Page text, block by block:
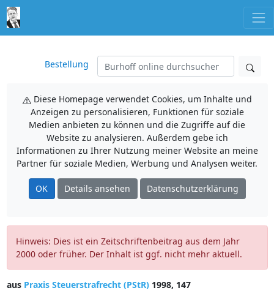
Bestellung
Diese Homepage verwendet Cookies, um Inhalte und
Anzeigen zu personalisieren, Funktionen für soziale
Medien anbieten zu können und die Zugriffe auf die
Website zu analysieren. Außerdem gebe ich
Informationen zu Ihrer Nutzung meiner Website an meine
Partner für soziale Medien, Werbung und Analysen weiter.
OK Details ansehen Datenschutzerklärung
Hinweis: Dies ist ein Zeitschriftenbeitrag aus dem Jahr
2000 oder früher. Der Inhalt ist ggf. nicht mehr aktuell.
aus Praxis Steuerstrafrecht (PStR)1998, 147